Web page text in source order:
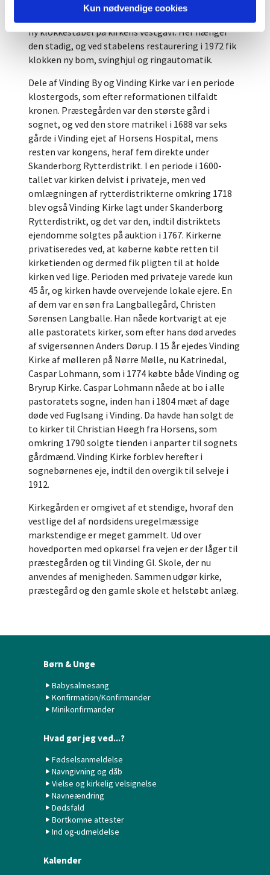
Kun nødvendige cookies
skibet, men i 1727 ophængtes den i et klokkehus på
ny klokkestabel på kirkens vestgavl. Her hænger
den stadig, og ved stabelens restaurering i 1972 fik
klokken ny bom, svinghjul og ringautomatik.
Dele af Vinding By og Vinding Kirke var i en periode
klostergods, som efter reformationen tilfaldt
kronen. Præstegården var den største gård i
sognet, og ved den store matrikel i 1688 var seks
gårde i Vinding ejet af Horsens Hospital, mens
resten var kongens, heraf fem direkte under
Skanderborg Rytterdistrikt. I en periode i 1600-
tallet var kirken delvist i privateje, men ved
omlægningen af rytterdistrikterne omkring 1718
blev også Vinding Kirke lagt under Skanderborg
Rytterdistrikt, og det var den, indtil distriktets
ejendomme solgtes på auktion i 1767. Kirkerne
privatiseredes ved, at køberne købte retten til
kirketienden og dermed fik pligten til at holde
kirken ved lige. Perioden med privateje varede kun
45 år, og kirken havde overvejende lokale ejere. En
af dem var en søn fra Langballegård, Christen
Sørensen Langballe. Han nåede kortvarigt at eje
alle pastoratets kirker, som efter hans død arvedes
af svigersønnen Anders Dørup. I 15 år ejedes Vinding
Kirke af mølleren på Nørre Mølle, nu Katrinedal,
Caspar Lohmann, som i 1774 købte både Vinding og
Bryrup Kirke. Caspar Lohmann nåede at bo i alle
pastoratets sogne, inden han i 1804 mæt af dage
døde ved Fuglsang i Vinding. Da havde han solgt de
to kirker til Christian Høegh fra Horsens, som
omkring 1790 solgte tienden i anparter til sognets
gårdmænd. Vinding Kirke forblev herefter i
sognebørnenes eje, indtil den overgik til selveje i
1912.
Kirkegården er omgivet af et stendige, hvoraf den
vestlige del af nordsidens uregelmæssige
markstendige er meget gammelt. Ud over
hovedporten med opkørsel fra vejen er der låger til
præstegården og til Vinding Gl. Skole, der nu
anvendes af menigheden. Sammen udgør kirke,
præstegård og den gamle skole et helstøbt anlæg.
Børn & Unge
Babysalmesang
Konfirmation/Konfirmander
Minikonfirmander
Hvad gør jeg ved...?
Fødselsanmeldelse
Navngivning og dåb
Vielse og kirkelig velsignelse
Navneændring
Dødsfald
Bortkomne attester
Ind og-udmeldelse
Kalender